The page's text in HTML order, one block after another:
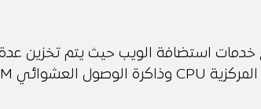
خدمات استضافة الويب حيث يتم تخزين